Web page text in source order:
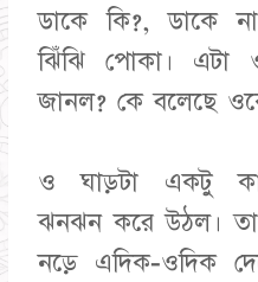
ডাকে কি?, ডাকে
ঝিঁঝি পোকা। এটা
জানল? কে বলেছে
ও ঘাড়টা একটু
ঝনঝন করে উঠল।
নড়ে এদিক-ওদিক